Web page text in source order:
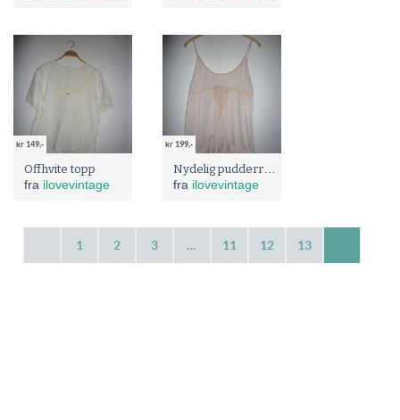
kr 149,-
Offhvite topp
fra ilovevintage
kr 199,-
fra ilovevintage
1 2 3 … 11 12 13